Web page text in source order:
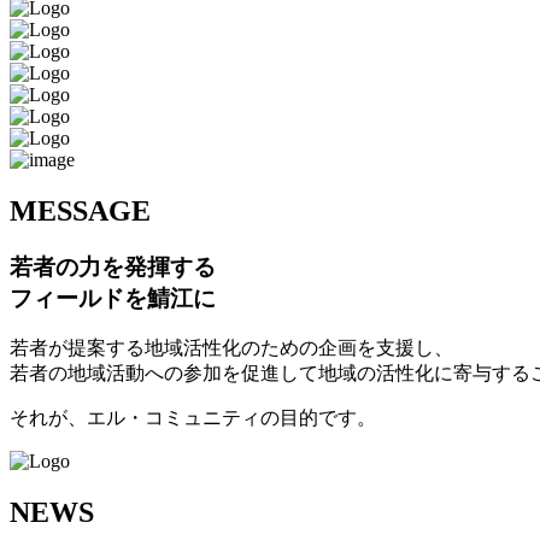
MESSAGE
若者の力を発揮する
フィールドを鯖江に
若者が提案する地域活性化のための企画を支援し、
若者の地域活動への参加を促進して地域の活性化に寄与する
それが、エル・コミュニティの目的です。
NEWS